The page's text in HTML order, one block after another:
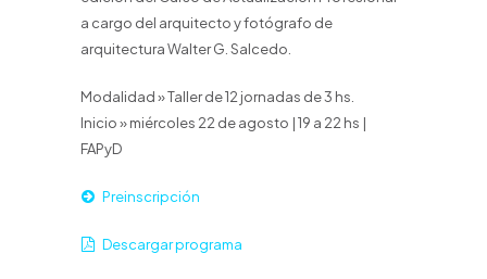
a cargo del arquitecto y fotógrafo de
arquitectura Walter G. Salcedo.
Modalidad » Taller de 12 jornadas de 3 hs.
Inicio » miércoles 22 de agosto | 19 a 22 hs |
FAPyD
Preinscripción
Descargar programa